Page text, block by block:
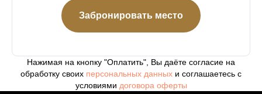
Забронировать место
Нажимая на кнопку "Оплатить", Вы даёте согласие на
обработку своих персональных данных и соглашаетесь с
условиями договора оферты